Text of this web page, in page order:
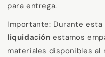
para entrega.
Importante: Durante esta
liquidación estamos
materiales disponibles al